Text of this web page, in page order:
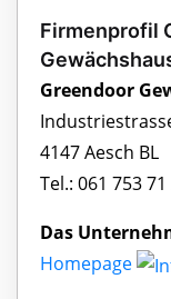
Firmenprofil
Greendoor
4147 Aesch BL
Tel.: 061 753
Das
Homepage